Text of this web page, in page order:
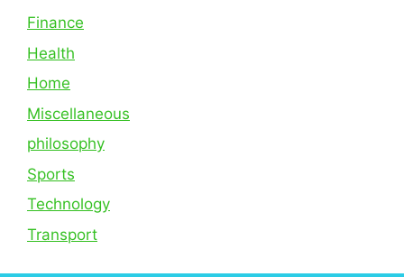
Finance
Health
Home
Miscellaneous
philosophy
Sports
Technology
Transport